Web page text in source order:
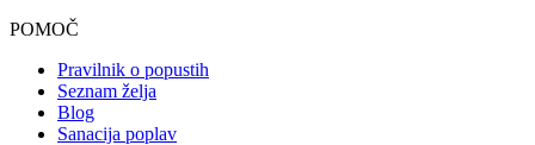
POMOČ
Pravilnik o popustih
Seznam želja
Blog
Sanacija poplav